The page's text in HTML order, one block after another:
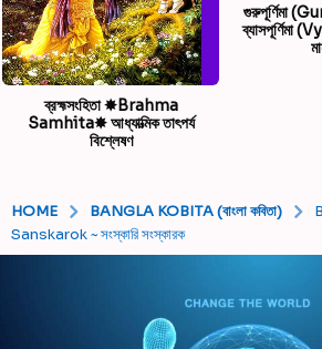
ব্রহ্মসংহিতা ✸Brahma
Samhita✸ আধ্যাত্মিক তাৎপর্য
বিশ্লেষণ
গুরুপূর্ণিমা
HOME BANGLA KOBITA (বাংলা কবিতা)
Sanskarok ~ সংস্কারি সংস্কারক